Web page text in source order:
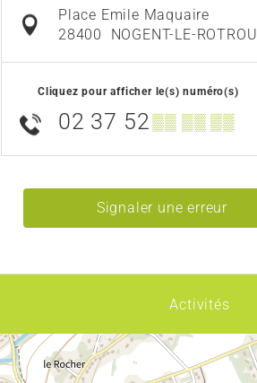
Place Emile Maquaire
28400
NOGENT-LE-ROTROU
Cliquez pour afficher le(s) numéro(s)
02 37 52 ▒▒ ▒▒ ▒▒
Signaler une erreur
Activités